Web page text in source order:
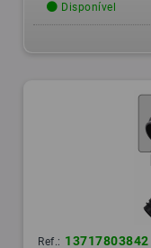
Disponível
Ref.: 13717803842